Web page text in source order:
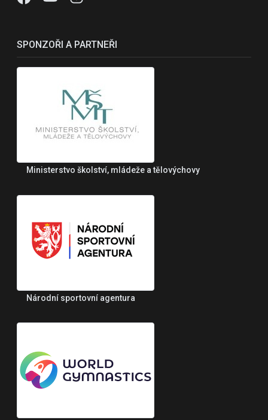
SPONZOŘI A PARTNEŘI
Ministerstvo školství, mládeže a tělovýchovy
Národní sportovní agentura